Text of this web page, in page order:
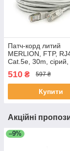
Патч-корд литий
MERLION, FTP,
Cat.5e, 30m, сірий,
510 ₴ 597 ₴
Купити
Акційні
–9%